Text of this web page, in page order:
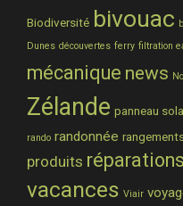
Biodiversité bivouac
Dunes découvertes ferry filtration
mécanique news
Zélande panneau
rando randonnée
produits réparations
vacances Viair